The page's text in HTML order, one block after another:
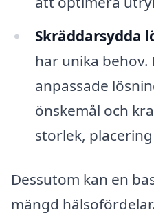
Skräddarsydda
har unika behov.
anpassade
önskemål och
storlek,
Dessutom kan en
mängd